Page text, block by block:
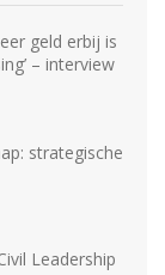
geld erbij is
– interview
strategische
Leadership